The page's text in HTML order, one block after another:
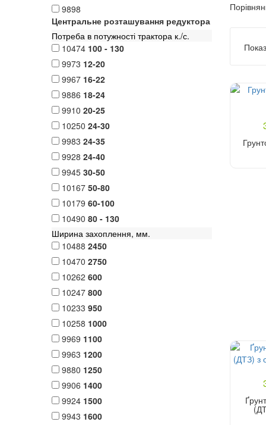
9898
Центральне розташування редуктора
Потреба в потужності трактора к./с.
10474 100 - 130
9973 12-20
9967 16-22
9886 18-24
9910 20-25
10250 24-30
9983 24-35
9928 24-40
9945 30-50
10167 50-80
10179 60-100
10490 80 - 130
Ширина захоплення, мм.
10488 2450
10470 2750
10262 600
10247 800
10233 950
10258 1000
9969 1100
9963 1200
9880 1250
9906 1400
9924 1500
9943 1600